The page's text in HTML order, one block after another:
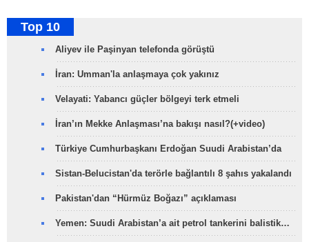
Top 10
Aliyev ile Paşinyan telefonda görüştü
İran: Umman'la anlaşmaya çok yakınız
Velayati: Yabancı güçler bölgeyi terk etmeli
İran’ın Mekke Anlaşması’na bakışı nasıl?(+video)
Türkiye Cumhurbaşkanı Erdoğan Suudi Arabistan’da
Sistan-Belucistan'da terörle bağlantılı 8 şahıs yakalandı
Pakistan'dan “Hürmüz Boğazı” açıklaması
Yemen: Suudi Arabistan’a ait petrol tankerini balistik…